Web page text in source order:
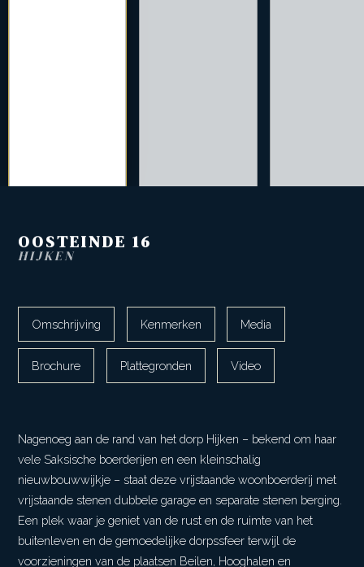
OOSTEINDE 16
HIJKEN
Omschrijving Kenmerken Media
Brochure Plattegronden Video
Nagenoeg aan de rand van het dorp Hijken – bekend om haar
vele Saksische boerderijen en een kleinschalig
nieuwbouwwijkje – staat deze vrijstaande woonboerderij met
vrijstaande stenen dubbele garage en separate stenen berging.
Een plek waar je geniet van de rust en de ruimte van het
buitenleven en de gemoedelijke dorpssfeer terwijl de
voorzieningen van de plaatsen Beilen, Hooghalen en